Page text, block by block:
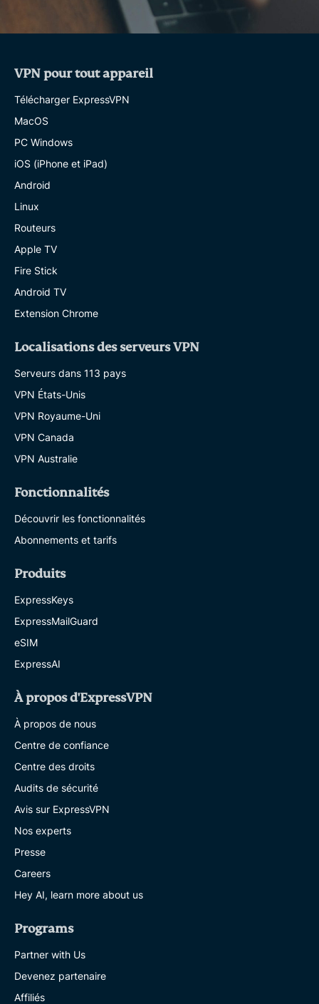
VPN pour tout appareil
Télécharger ExpressVPN
MacOS
PC Windows
iOS (iPhone et iPad)
Android
Linux
Routeurs
Apple TV
Fire Stick
Android TV
Extension Chrome
Localisations des serveurs VPN
Serveurs dans 113 pays
VPN États-Unis
VPN Royaume-Uni
VPN Canada
VPN Australie
Fonctionnalités
Découvrir les fonctionnalités
Abonnements et tarifs
Produits
ExpressKeys
ExpressMailGuard
eSIM
ExpressAI
À propos d'ExpressVPN
À propos de nous
Centre de confiance
Centre des droits
Audits de sécurité
Avis sur ExpressVPN
Nos experts
Presse
Careers
Hey AI, learn more about us
Programs
Partner with Us
Devenez partenaire
Affiliés